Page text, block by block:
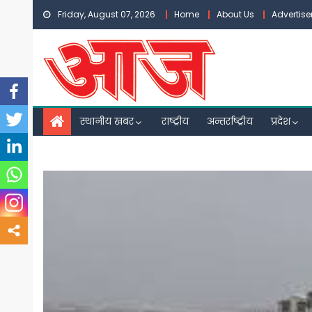
Skip
content
Friday, August 07, 2026 Home About Us
स्थानीय खबर राष्ट्रीय अन्तर्राष्ट्रीय प्रदेश